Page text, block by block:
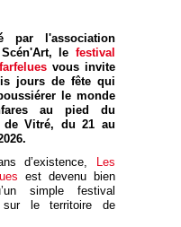
par l'association
le festival
vous invite
jours de fête qui
le monde
au pied du
de Vitré, du 21 au
d’existence,
Les
est devenu bien
simple festival
sur le territoire de